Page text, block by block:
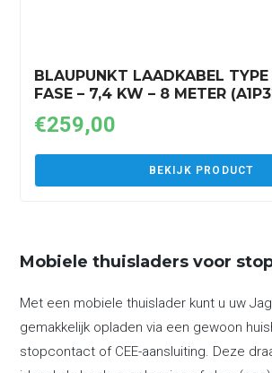
BLAUPUNKT LAADKABEL TYPE
FASE – 7,4 KW – 8 METER
€259,00
BEKIJK PRODUCT
Mobiele thuisladers voor
Met een mobiele thuislader kunt u uw
gemakkelijk opladen via een gewoon
stopcontact of CEE-aansluiting. Deze